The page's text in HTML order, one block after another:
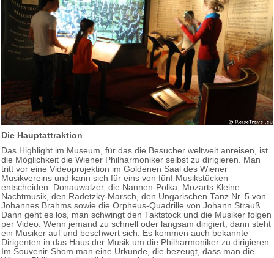
Die Hauptattraktion
Das Highlight im Museum, für das die Besucher weltweit anreisen, ist
die Möglichkeit die Wiener Philharmoniker selbst zu dirigieren. Man
tritt vor eine Videoprojektion im Goldenen Saal des Wiener
Musikvereins und kann sich für eins von fünf Musikstücken
entscheiden: Donauwalzer, die Nannen-Polka, Mozarts Kleine
Nachtmusik, den Radetzky-Marsch, den Ungarischen Tanz Nr. 5 von
Johannes Brahms sowie die Orpheus-Quadrille von Johann Strauß.
Dann geht es los, man schwingt den Taktstock und die Musiker folgen
per Video. Wenn jemand zu schnell oder langsam dirigiert, dann steht
ein Musiker auf und beschwert sich. Es kommen auch bekannte
Dirigenten in das Haus der Musik um die Philharmoniker zu dirigieren.
Im Souvenir-Shom man eine Urkunde, die bezeugt, dass man die